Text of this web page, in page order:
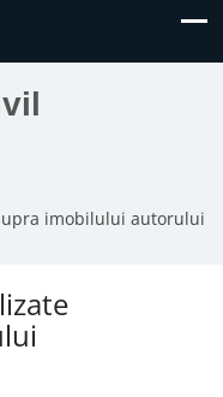
imobilului autorului